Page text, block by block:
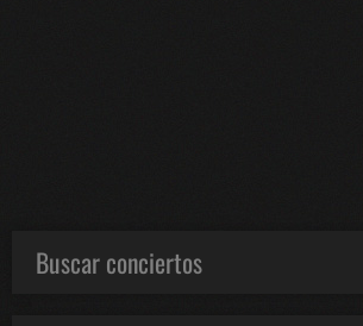
Buscar conciertos